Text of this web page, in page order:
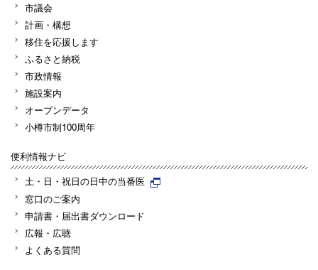
市議会
計画・構想
移住を応援します
ふるさと納税
市政情報
施設案内
オープンデータ
小樽市制100周年
便利情報ナビ
土・日・祝日の日中の当番医
窓口のご案内
申請書・届出書ダウンロード
広報・広聴
よくある質問